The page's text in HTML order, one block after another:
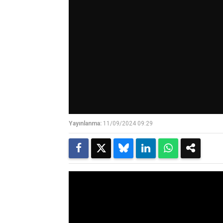
Yayınlanma: 11/09/2024 09:29